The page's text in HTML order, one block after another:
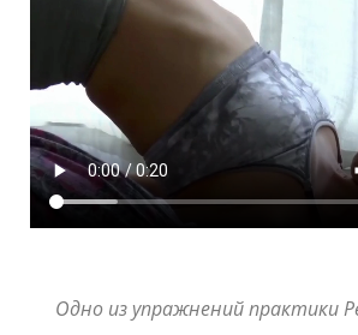
Одно из упражнений практики